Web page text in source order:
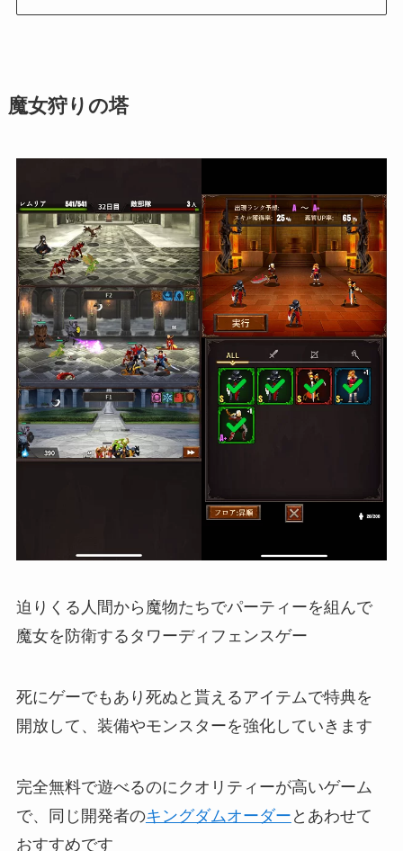
魔女狩りの塔
迫りくる人間から魔物たちでパーティーを組んで
魔女を防衛するタワーディフェンスゲー
死にゲーでもあり死ぬと貰えるアイテムで特典を
開放して、装備やモンスターを強化していきます
完全無料で遊べるのにクオリティーが高いゲーム
で、同じ開発者のキングダムオーダー とあわせて
おすすめです